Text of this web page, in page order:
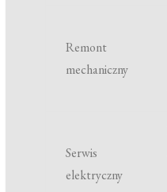
Remont
mechaniczny
Serwis
elektryczny